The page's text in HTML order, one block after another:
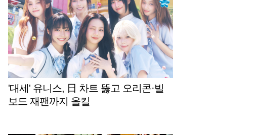
'대세' 유니스, 日 차트 뚫고 오리콘·빌
보드 재팬까지 올킬